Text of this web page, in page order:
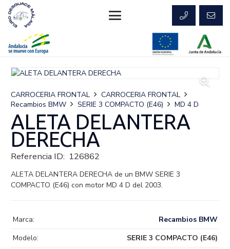
CARROCERIA FRONTAL
CARROCERIA FRONTAL
Recambios BMW
SERIE 3 COMPACTO (E46) MD 4 D
ALETA DELANTERA
DERECHA
Referencia ID: 126862
ALETA DELANTERA DERECHA de un BMW SERIE 3
COMPACTO (E46) con motor MD 4 D del 2003.
Marca:
Recambios BMW
Modelo:
SERIE 3 COMPACTO (E46)